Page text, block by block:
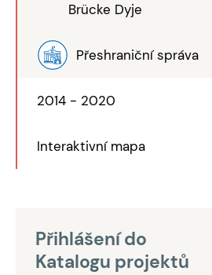
Brücke Dyje
Přeshraniční správa
2014 - 2020
Interaktivní mapa
Přihlášení do
Katalogu projektů